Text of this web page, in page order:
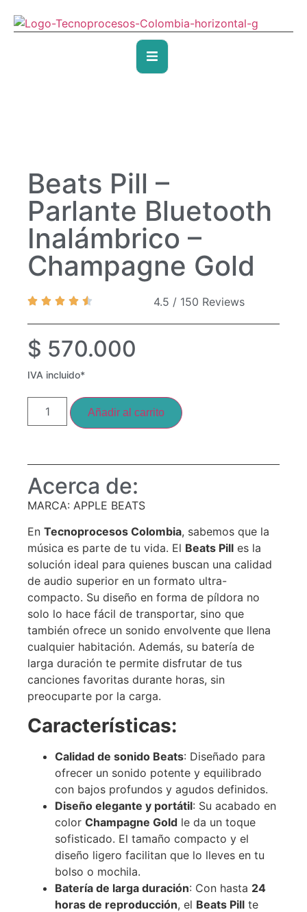
Beats Pill –
Parlante Bluetooth
Inalámbrico –
Champagne Gold
4.5 / 150 Reviews
$ 570.000
IVA incluido*
Añadir al carrito
Acerca de:
MARCA: APPLE BEATS
En Tecnoprocesos Colombia, sabemos que la
música es parte de tu vida. El Beats Pill es la
solución ideal para quienes buscan una calidad
de audio superior en un formato ultra-
compacto. Su diseño en forma de píldora no
solo lo hace fácil de transportar, sino que
también ofrece un sonido envolvente que llena
cualquier habitación. Además, su batería de
larga duración te permite disfrutar de tus
canciones favoritas durante horas, sin
preocuparte por la carga.
Características:
Calidad de sonido Beats: Diseñado para
ofrecer un sonido potente y equilibrado
con bajos profundos y agudos definidos.
Diseño elegante y portátil: Su acabado en
color Champagne Gold le da un toque
sofisticado. El tamaño compacto y el
diseño ligero facilitan que lo lleves en tu
bolso o mochila.
Batería de larga duración: Con hasta 24
horas de reproducción, el Beats Pill te